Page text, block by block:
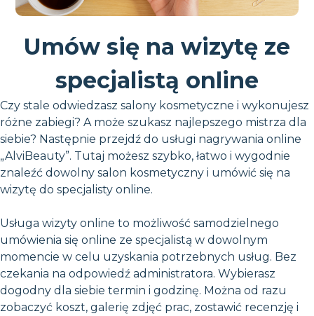
Umów się na wizytę ze
specjalistą online
Czy stale odwiedzasz salony kosmetyczne i wykonujesz
różne zabiegi? A może szukasz najlepszego mistrza dla
siebie? Następnie przejdź do usługi nagrywania online
„AlviBeauty”. Tutaj możesz szybko, łatwo i wygodnie
znaleźć dowolny salon kosmetyczny i umówić się na
wizytę do specjalisty online.
Usługa wizyty online to możliwość samodzielnego
umówienia się online ze specjalistą w dowolnym
momencie w celu uzyskania potrzebnych usług. Bez
czekania na odpowiedź administratora. Wybierasz
dogodny dla siebie termin i godzinę. Można od razu
zobaczyć koszt, galerię zdjęć prac, zostawić recenzję i